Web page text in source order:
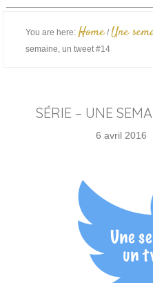
You are here: Home / Une
semaine, un tweet #14
SÉRIE – UNE
6 avril 2016